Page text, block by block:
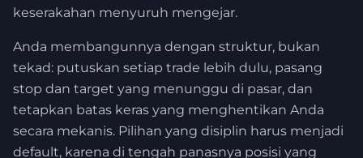
keserakahan menyuruh mengejar.
Anda membangunnya dengan struktur, bukan
tekad: putuskan setiap trade lebih dulu, pasang
stop dan target yang menunggu di pasar, dan
tetapkan batas keras yang menghentikan Anda
secara mekanis. Pilihan yang disiplin harus menjadi
default, karena di tengah panasnya posisi yang